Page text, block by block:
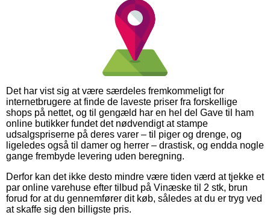
Det har vist sig at være særdeles fremkommeligt for
internetbrugere at finde de laveste priser fra forskellige
shops på nettet, og til gengæld har en hel del Gave til ham
online butikker fundet det nødvendigt at stampe
udsalgspriserne på deres varer – til piger og drenge, og
ligeledes også til damer og herrer – drastisk, og endda nogle
gange frembyde levering uden beregning.
Derfor kan det ikke desto mindre være tiden værd at tjekke et
par online varehuse efter tilbud på Vinæske til 2 stk, brun
forud for at du gennemfører dit køb, således at du er tryg ved
at skaffe sig den billigste pris.